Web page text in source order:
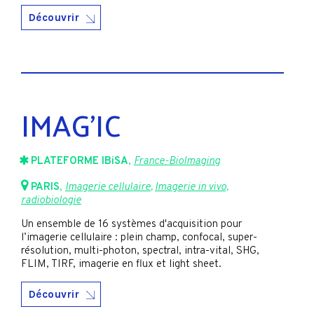
Découvrir
IMAG’IC
PLATEFORME IBiSA, France-BioImaging
PARIS, Imagerie cellulaire, Imagerie in vivo,
radiobiologie
Un ensemble de 16 systèmes d'acquisition pour
l’imagerie cellulaire : plein champ, confocal, super-
résolution, multi-photon, spectral, intra-vital, SHG,
FLIM, TIRF, imagerie en flux et light sheet.
Découvrir